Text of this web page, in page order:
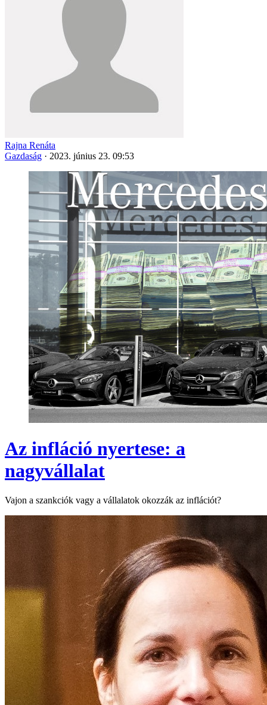
Rajna Renáta
Gazdaság · 2023. június 23. 09:53
Az infláció nyertese: a
nagyvállalat
Vajon a szankciók vagy a vállalatok okozzák az inflációt?